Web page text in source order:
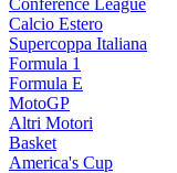
Calcio Estero
Supercoppa Italiana
Formula 1
Formula E
MotoGP
Altri Motori
Basket
America's Cup